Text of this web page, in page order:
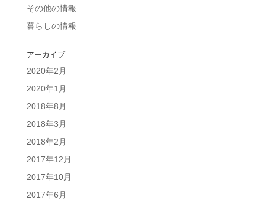
その他の情報
暮らしの情報
アーカイブ
2020年2月
2020年1月
2018年8月
2018年3月
2018年2月
2017年12月
2017年10月
2017年6月